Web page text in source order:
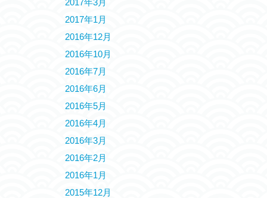
2017年3月
2017年1月
2016年12月
2016年10月
2016年7月
2016年6月
2016年5月
2016年4月
2016年3月
2016年2月
2016年1月
2015年12月